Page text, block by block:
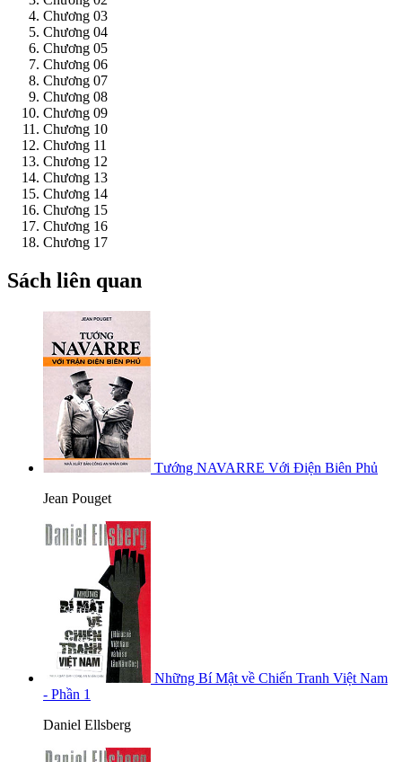
Chương 03
Chương 04
Chương 05
Chương 06
Chương 07
Chương 08
Chương 09
Chương 10
Chương 11
Chương 12
Chương 13
Chương 14
Chương 15
Chương 16
Chương 17
Sách liên quan
Tướng NAVARRE Với Điện Biên Phủ
Jean Pouget
Những Bí Mật về Chiến Tranh Việt Nam
- Phần 1
Daniel Ellsberg